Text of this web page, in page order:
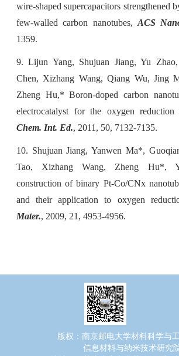
wire-shaped supercapacitors strengthened
few-walled carbon nanotubes, ACS
1359.
9. Lijun Yang, Shujuan Jiang, Yu
Chen, Xizhang Wang, Qiang Wu, Jing
Zheng Hu,* Boron-doped carbon
electrocatalyst for the oxygen reduction
Chem. Int. Ed., 2011, 50, 7132-7135.
10. Shujuan Jiang, Yanwen Ma*,
Tao, Xizhang Wang, Zheng Hu*,
construction of binary Pt-Co/CNx
and their application to oxygen
Mater., 2009, 21, 4953-4956.
版权：南京邮电大学材料科学与
信息材料与纳米技术研究